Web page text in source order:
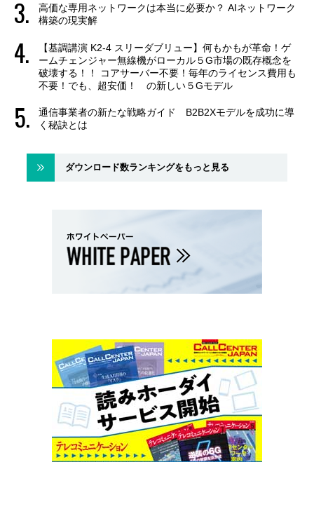
高価な専用ネットワークは本当に必要か？ AIネットワーク
構築の現実解
【基調講演 K2-4 スリーダブリュー】何もかもが革命！ゲ
ームチェンジャー無線機がローカル５G市場の既存概念を
破壊する！！ コアサーバー不要！毎年のライセンス費用も
不要！でも、超安価！ の新しい５Gモデル
通信事業者の新たな戦略ガイド B2B2Xモデルを成功に導
く秘訣とは
ダウンロード数ランキングをもっと見る